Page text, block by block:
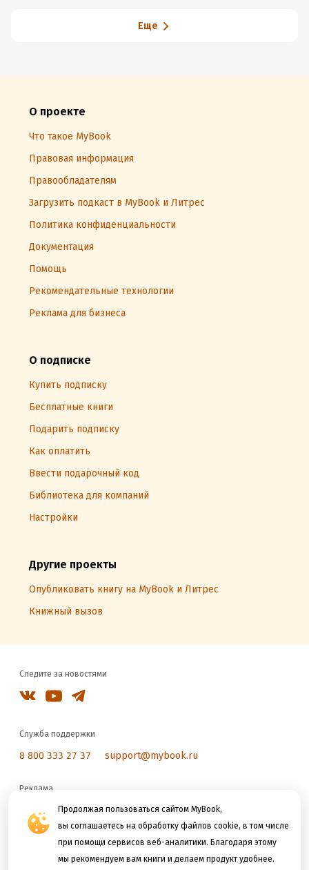
Продолжая пользоваться сайтом MyBook,
вы соглашаетесь на обработку файлов cookie, в том числе
при помощи сервисов веб-аналитики. Благодаря этому
мы рекомендуем вам книги и делаем продукт удобнее.
Еще
О проекте
Что такое MyBook
Правовая информация
Правообладателям
Загрузить подкаст в MyBook и Литрес
Политика конфиденциальности
Документация
Помощь
Рекомендательные технологии
Реклама для бизнеса
О подписке
Купить подписку
Бесплатные книги
Подарить подписку
Как оплатить
Ввести подарочный код
Библиотека для компаний
Настройки
Другие проекты
Опубликовать книгу на MyBook и Литрес
Книжный вызов
Следите за новостями
Служба поддержки
8 800 333 27 37 support@mybook.ru
Реклама
reklama@litres.ru
Мы принимаем к оплате